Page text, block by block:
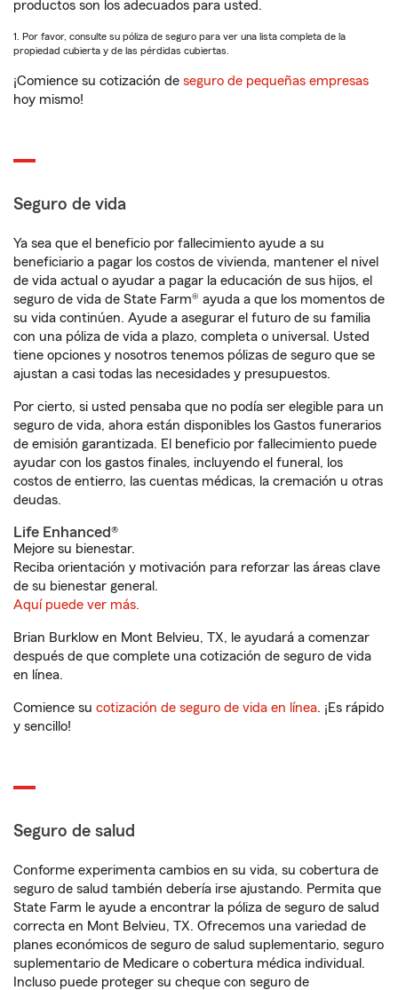
productos son los adecuados para usted.
1. Por favor, consulte su póliza de seguro para ver una lista completa de la
propiedad cubierta y de las pérdidas cubiertas.
¡Comience su cotización de seguro de pequeñas empresas
hoy mismo!
Seguro de vida
Ya sea que el beneficio por fallecimiento ayude a su
beneficiario a pagar los costos de vivienda, mantener el nivel
de vida actual o ayudar a pagar la educación de sus hijos, el
seguro de vida de State Farm® ayuda a que los momentos de
su vida continúen. Ayude a asegurar el futuro de su familia
con una póliza de vida a plazo, completa o universal. Usted
tiene opciones y nosotros tenemos pólizas de seguro que se
ajustan a casi todas las necesidades y presupuestos.
Por cierto, si usted pensaba que no podía ser elegible para un
seguro de vida, ahora están disponibles los Gastos funerarios
de emisión garantizada. El beneficio por fallecimiento puede
ayudar con los gastos finales, incluyendo el funeral, los
costos de entierro, las cuentas médicas, la cremación u otras
deudas.
Life Enhanced®
Mejore su bienestar.
Reciba orientación y motivación para reforzar las áreas clave
de su bienestar general.
Aquí puede ver más.
Brian Burklow en Mont Belvieu, TX, le ayudará a comenzar
después de que complete una cotización de seguro de vida
en línea.
Comience su cotización de seguro de vida en línea. ¡Es rápido
y sencillo!
Seguro de salud
Conforme experimenta cambios en su vida, su cobertura de
seguro de salud también debería irse ajustando. Permita que
State Farm le ayude a encontrar la póliza de seguro de salud
correcta en Mont Belvieu, TX. Ofrecemos una variedad de
planes económicos de seguro de salud suplementario, seguro
suplementario de Medicare o cobertura médica individual.
Incluso puede proteger su cheque con seguro de